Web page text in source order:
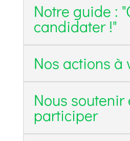
Notre guide :
candidater !"
Nos actions à
Nous soutenir
participer